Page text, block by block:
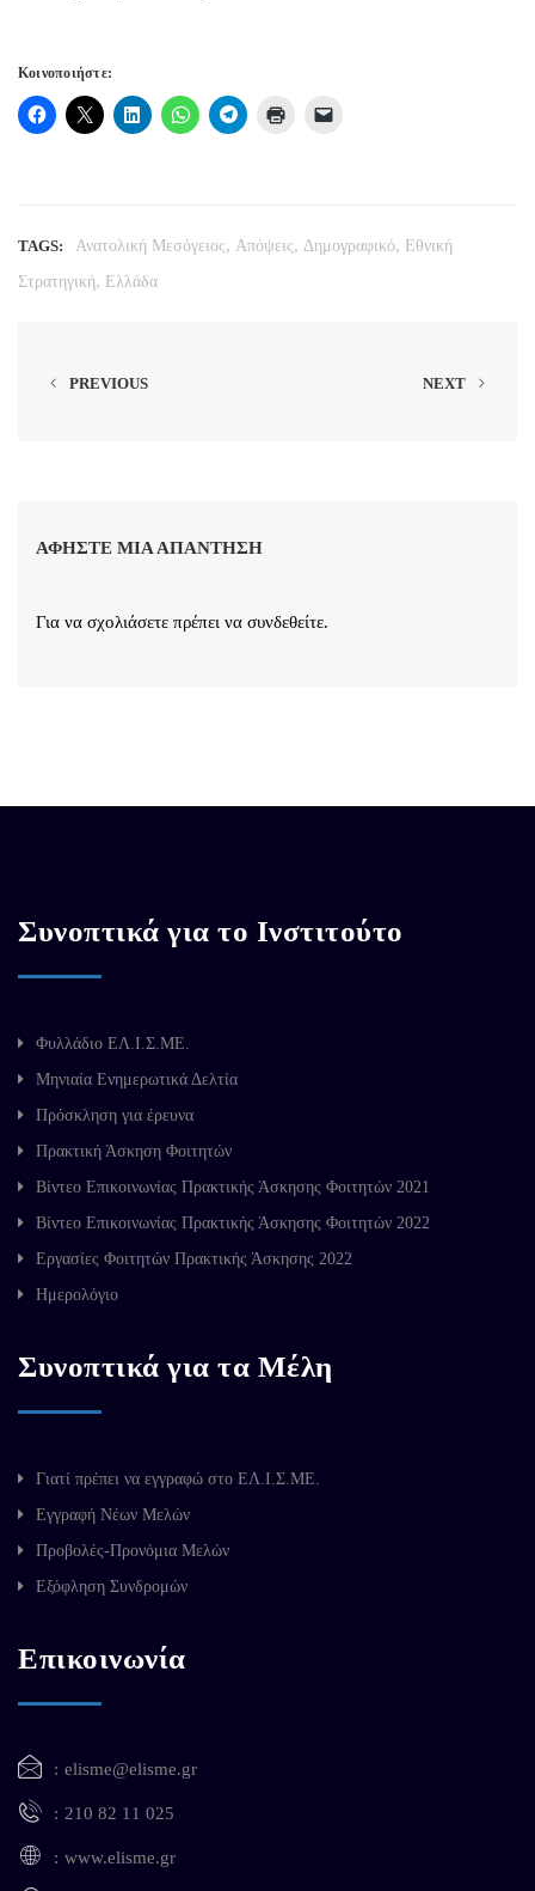
Κοινοποιήστε:
TAGS: Ανατολική Μεσόγειος, Απόψεις, Δημογραφικό, Εθνική
Στρατηγική, Ελλάδα
PREVIOUS NEXT
ΑΦΉΣΤΕ ΜΙΑ ΑΠΆΝΤΗΣΗ
Για να σχολιάσετε πρέπει να συνδεθείτε.
Συνοπτικά για το Ινστιτούτο
Φυλλάδιο ΕΛ.Ι.Σ.ΜΕ.
Μηνιαία Ενημερωτικά Δελτία
Πρόσκληση για έρευνα
Πρακτική Άσκηση Φοιτητών
Βίντεο Επικοινωνίας Πρακτικής Άσκησης Φοιτητών 2021
Βίντεο Επικοινωνίας Πρακτικής Άσκησης Φοιτητών 2022
Εργασίες Φοιτητών Πρακτικής Άσκησης 2022
Ημερολόγιο
Συνοπτικά για τα Μέλη
Γιατί πρέπει να εγγραφώ στο ΕΛ.Ι.Σ.ΜΕ.
Εγγραφή Νέων Μελών
Προβολές-Προνόμια Μελών
Εξόφληση Συνδρομών
Επικοινωνία
elisme@elisme.gr
210 82 11 025
www.elisme.gr